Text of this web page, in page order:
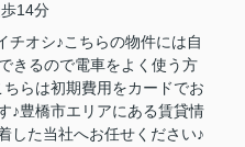
歩14分
チオシ♪こちらの物件には自
きるので電車をよく使う方
らは初期費用をカードでお
♪豊橋市エリアにある賃貸情
した当社へお任せください♪